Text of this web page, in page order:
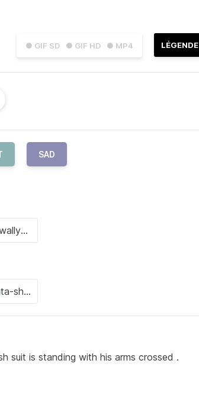
● GIF SD ● GIF HD ● MP4 LÉGENDE
SAD
suit is standing with his arms crossed .